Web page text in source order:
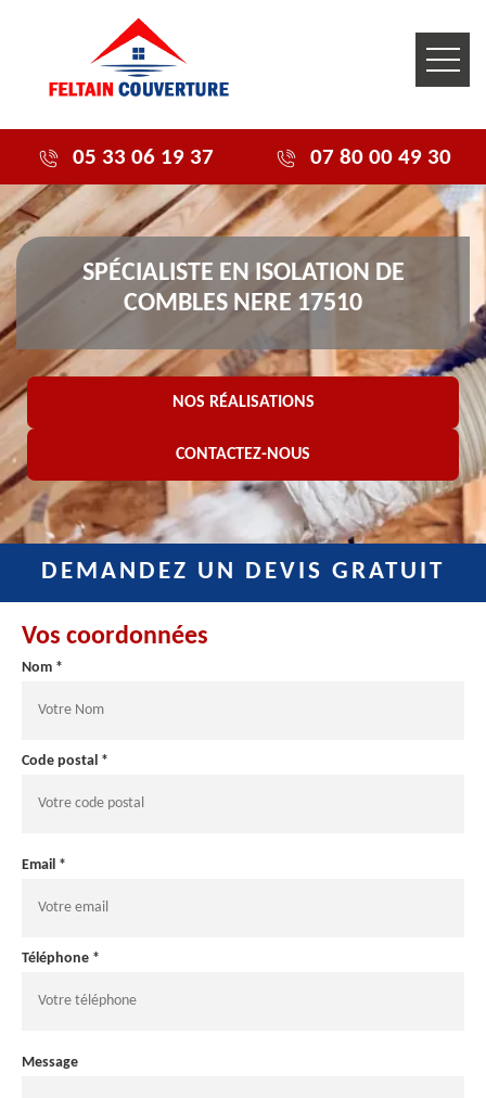
05 33 06 19 37 07 80 00 49 30
SPÉCIALISTE EN ISOLATION DE
COMBLES NERE 17510
NOS RÉALISATIONS
CONTACTEZ-NOUS
DEMANDEZ UN DEVIS GRATUIT
Vos coordonnées
Nom *
Code postal *
Email *
Téléphone *
Message